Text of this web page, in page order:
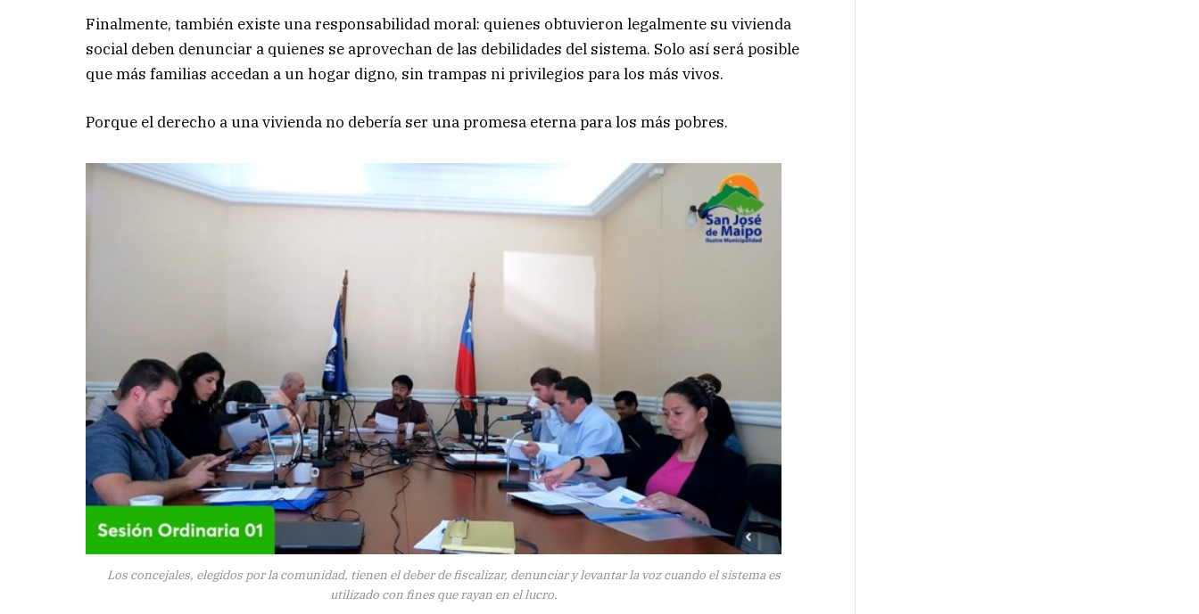
Finalmente, también existe una responsabilidad moral: quienes obtuvieron legalmente su vivienda
social deben denunciar a quienes se aprovechan de las debilidades del sistema. Solo así será posible
que más familias accedan a un hogar digno, sin trampas ni privilegios para los más vivos.
Porque el derecho a una vivienda no debería ser una promesa eterna para los más pobres.
Los concejales, elegidos por la comunidad, tienen el deber de fiscalizar, denunciar y levantar la voz cuando el sistema es
utilizado con fines que rayan en el lucro.